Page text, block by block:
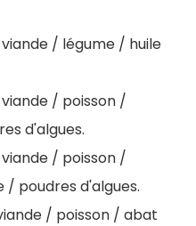
/ légume / huile
/ poisson /
d'algues.
/ poisson /
poudres d'algues.
/ poisson / abat